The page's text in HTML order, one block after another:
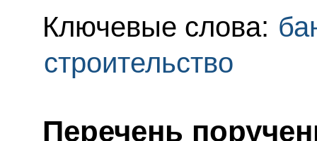
Ключевые слова:
строительство
Перечень